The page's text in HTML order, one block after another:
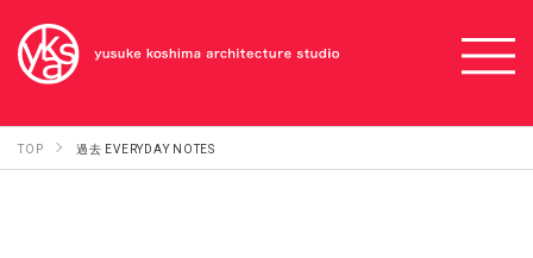
TOP 過去 EVERYDAY NOTES